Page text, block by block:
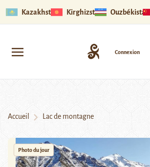
Kazakhstan Kirghizstan Ouzbékistan
Connexion
Accueil Lac de montagne
Photo du jour